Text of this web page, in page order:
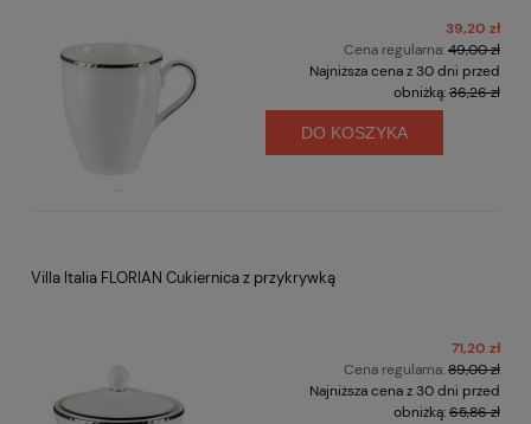
39,20 zł
Cena regularna:49,00 zł
Najniższa cena z 30 dni przed
obniżką:36,26 zł
DO KOSZYKA
Villa Italia FLORIAN Cukiernica z przykrywką
71,20 zł
Cena regularna:89,00 zł
Najniższa cena z 30 dni przed
obniżką:65,86 zł